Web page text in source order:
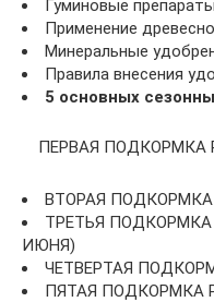
Гуминовые
Применение
Минеральные
Правила внесения
5 основных
ПЕРВАЯ ПОДКОРМКА
ВТОРАЯ
ТРЕТЬЯ
ИЮНЯ)
ЧЕТВЕРТАЯ
ПЯТАЯ ПОДКОРМКА